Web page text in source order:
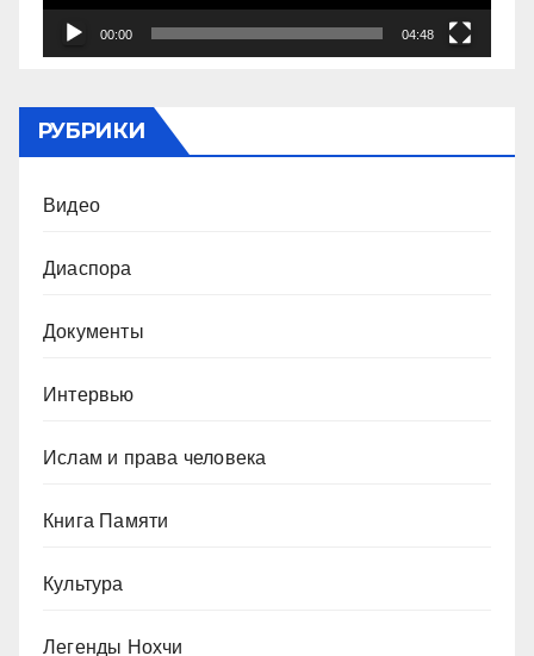
00:00 04:48
РУБРИКИ
Видео
Диаспора
Документы
Интервью
Ислам и права человека
Книга Памяти
Культура
Легенды Нохчи